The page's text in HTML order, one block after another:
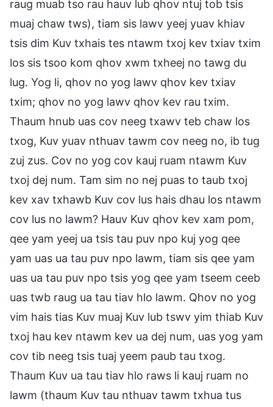
raug muab tso rau hauv lub qhov ntuj tob tsis
muaj chaw tws), tiam sis lawv yeej yuav khiav
tsis dim Kuv txhais tes ntawm txoj kev txiav txim
los sis tsoo kom qhov xwm txheej no tawg du
lug. Yog li, qhov no yog lawv qhov kev txiav
txim; qhov no yog lawv qhov kev rau txim.
Thaum hnub uas cov neeg txawv teb chaw los
txog, Kuv yuav nthuav tawm cov neeg no, ib tug
zuj zus. Cov no yog cov kauj ruam ntawm Kuv
txoj dej num. Tam sim no nej puas to taub txoj
kev xav txhawb Kuv cov lus hais dhau los ntawm
cov lus no lawm? Hauv Kuv qhov kev xam pom,
qee yam yeej ua tsis tau puv npo kuj yog qee
yam uas ua tau puv npo lawm, tiam sis qee yam
uas ua tau puv npo tsis yog qee yam tseem ceeb
uas twb raug ua tau tiav hlo lawm. Qhov no yog
vim hais tias Kuv muaj Kuv lub tswv yim thiab Kuv
txoj hau kev ntawm kev ua dej num, uas yog yam
cov tib neeg tsis tuaj yeem paub tau txog.
Thaum Kuv ua tau tiav hlo raws li kauj ruam no
lawm (thaum Kuv tau nthuav tawm txhua tus